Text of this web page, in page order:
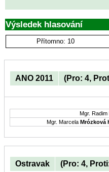
Výsledek hlasování
Přítomno: 10
ANO 2011 (Pro: 4,
Mgr. Radim
Mgr. Marcela Mrózková
Ostravak (Pro: 4,